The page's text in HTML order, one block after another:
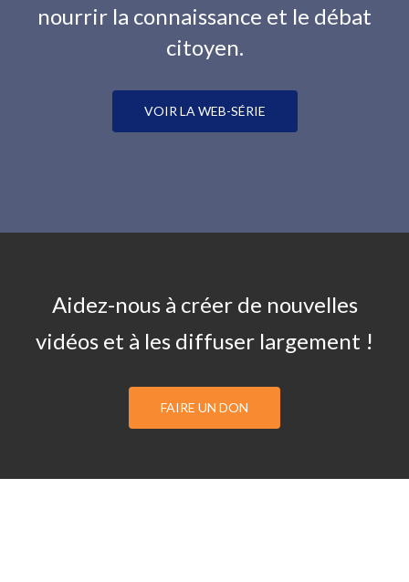
nourrir la connaissance et le débat
citoyen.
VOIR LA WEB-SÉRIE
Aidez-nous à créer de nouvelles
vidéos et à les diffuser largement !
FAIRE UN DON